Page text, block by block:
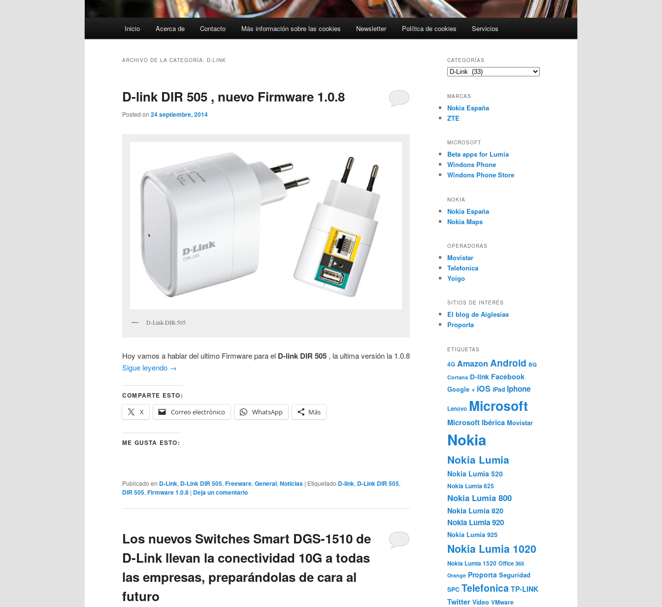
Inicio Acerca de Contacto Más información sobre las cookies Newsletter Política de cookies Servicios
ARCHIVO DE LA CATEGORÍA: D-LINK
D-link DIR 505 , nuevo Firmware 1.0.8
Posted on 24 septiembre, 2014
D-Link-DIR-505
Hoy vamos a hablar del ultimo Firmware para el D-link DIR 505 , la ultima versión la 1.0.8
Sigue leyendo →
COMPARTE ESTO:
X
Correo electrónico WhatsApp Más
ME GUSTA ESTO:
Publicado en D-Link, D-Link DIR 505, Freeware, General, Noticias | Etiquetado D-link, D-Link DIR 505,
DIR 505, Firmware 1.0.8 | Deja un comentario
Los nuevos Switches Smart DGS-1510 de
D-Link llevan la conectividad 10G a todas
las empresas, preparándolas de cara al
futuro
CATEGORÍAS
Categorías
MARCAS
Nokia España
ZTE
MICROSOFT
Beta apps for Lumia
Windons Phone
Windons Phone Store
NOKIA
Nokia España
Nokia Maps
OPERADORAS
Movistar
Telefonica
Yoigo
SITIOS DE INTERÉS
El blog de Aiglesias
Proporta
ETIQUETAS
4G Amazon Android BQ
Cortana D-link Facebook
Google + iOS iPad Iphone
Lenovo Microsoft
Microsoft Ibérica Movistar
Nokia
Nokia Lumia
Nokia Lumia 520
Nokia Lumia 625
Nokia Lumia 800
Nokia Lumia 820
Nokia Lumia 920
Nokia Lumia 925
Nokia Lumia 1020
Nokia Lumia 1520 Office 365
Orange Proporta Seguridad
SPC Telefonica TP-LINK
Twitter Video VMware